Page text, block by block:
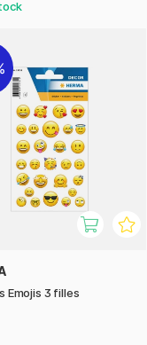
Emojis 3 filles